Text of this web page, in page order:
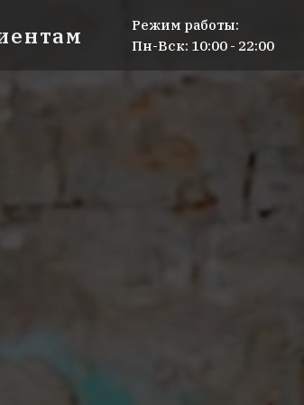
Режим работы:
Пн-Вск: 10:00 - 22:00